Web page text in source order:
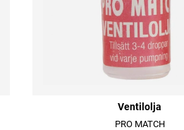
Ventilolja
PRO MATCH